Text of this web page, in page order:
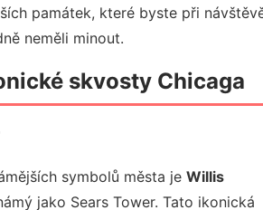
památek, které byste při
neměli minout.
skvosty Chicaga
symbolů města je Willis
jako Sears Tower. Tato ikonická